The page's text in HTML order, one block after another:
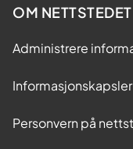
OM NETTSTEDET
Administrere
Informasjonskapsler
Personvern på